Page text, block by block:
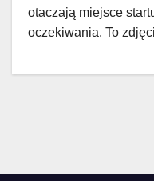
otaczają miejsce
oczekiwania. To